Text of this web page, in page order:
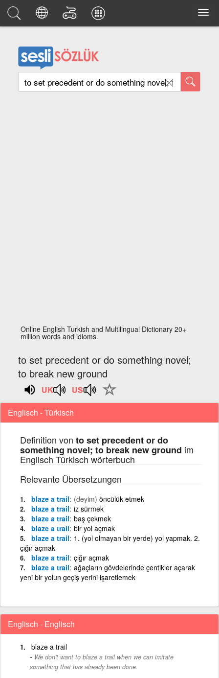
Online English Turkish and Multilingual Dictionary 20+
million words and idioms.
to set precedent or do something novel;
to break new ground
Englisch - Türkisch
Definition von to set precedent or do
something novel; to break new ground im
Englisch Türkisch wörterbuch
Relevante Übersetzungen
blaze a trail (deyim) öncülük etmek
blaze a trail iz sürmek
blaze a trail baş çekmek
blaze a trail bir yol açmak
blaze a trail 1. (yol olmayan bir yerde) yol yapmak. 2.
çığır açmak
blaze a trail çığır açmak
blaze a trail ağaçların gövdelerinde çentikler açarak
yeni bir yolun geçiş yerini işaretlemek
Englisch - Englisch
blaze a trail
We don't want to blaze a trail when we can imitate
something that has already been done.